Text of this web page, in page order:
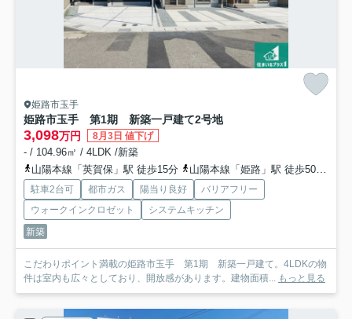
姫路市玉手
姫路市玉手 第1期 新築一戸建て2号地
3,098万円 8月3日 値下げ
- / 104.96㎡ / 4LDK /新築
山陽本線「英賀保」駅 徒歩15分
山陽本線「姫路」駅 徒歩50分
駐車2台可 都市ガス 陽当り良好
バリアフリー
ウォークインクロゼット
システムキッチン
新築
こだわりポイント満載の姫路市玉手 第1期 新築一戸建て。4LDKの物
件は室内も広々としており、開放感があります。建物面積... もっと見る